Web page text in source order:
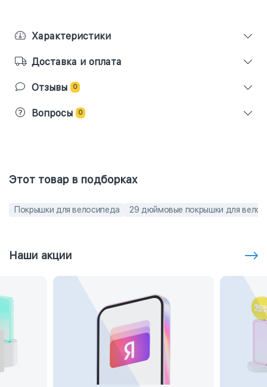
Характеристики
Доставка и оплата
Отзывы 0
Вопросы 0
Этот товар в подборках
Покрышки для велосипеда 29 дюймовые покрышки для
Наши акции